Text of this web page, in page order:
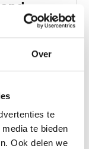
Over
te
te bieden
Ook delen we
met z'n
rust en